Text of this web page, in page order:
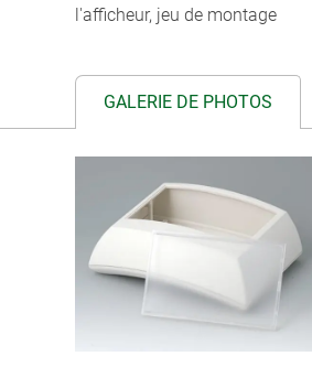
l'afficheur, jeu de montage
GALERIE DE PHOTOS